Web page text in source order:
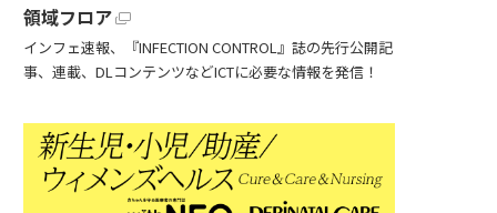
領域フロア
インフェ速報、『INFECTION CONTROL』誌の先行公開記
事、連載、DLコンテンツなどICTに必要な情報を発信！